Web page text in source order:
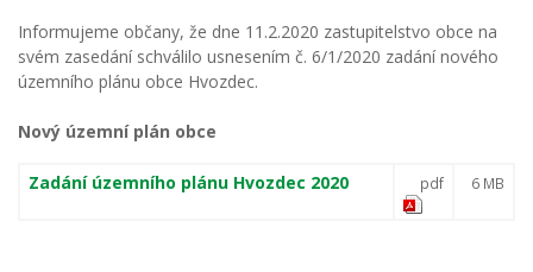
Informujeme občany, že dne 11.2.2020 zastupitelstvo obce na
svém zasedání schválilo usnesením č. 6/1/2020 zadání nového
územního plánu obce Hvozdec.
Nový územní plán obce
Zadání územního plánu Hvozdec 2020 pdf 6 MB